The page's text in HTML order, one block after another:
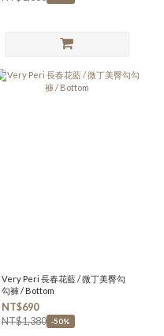
Very Peri 長春花藍 / 微丁美臀勾
勾褲 / Bottom
NT$690
NT$1,380 -50%